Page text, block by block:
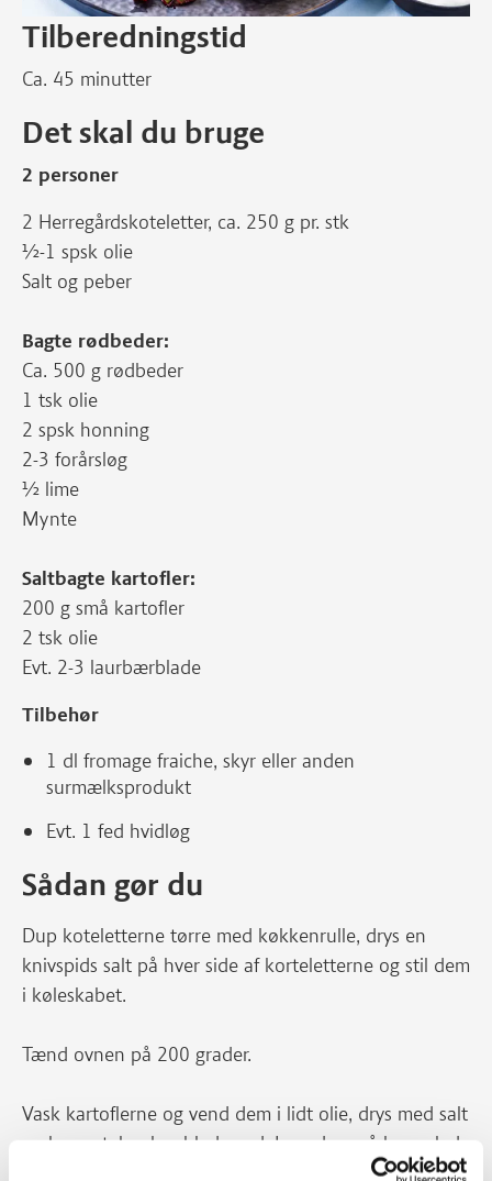
Tilberedningstid
Ca. 45 minutter
Det skal du bruge
2 personer
2 Herregårdskoteletter, ca. 250 g pr. stk
½-1 spsk olie
Salt og peber
Bagte rødbeder:
Ca. 500 g rødbeder
1 tsk olie
2 spsk honning
2-3 forårsløg
½ lime
Mynte
Saltbagte kartofler:
200 g små kartofler
2 tsk olie
Evt. 2-3 laurbærblade
Tilbehør
1 dl fromage fraiche, skyr eller anden
surmælksprodukt
Evt. 1 fed hvidløg
Sådan gør du
Dup koteletterne tørre med køkkenrulle, drys en
knivspids salt på hver side af korteletterne og stil dem
i køleskabet.
Tænd ovnen på 200 grader.
Vask kartoflerne og vend dem i lidt olie, drys med salt
og læg evt. laurbærblade ved. Læg dem på bageplade
med bagepapir. Stil dem i ovnen 30-40 minutter –